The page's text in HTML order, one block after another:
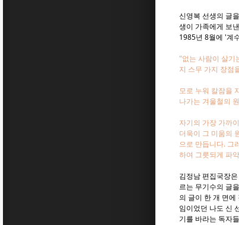
신영복 선생의 글
생이 가족에게 보
1985년 8월에 '계
"없는 사람이 살기
지 스무 가지 장점
모로 누워 칼잠을
나가는 겨울철의
자기의 가장 가까
더욱이 그 미움의
으로 만듭니다. 그
하여 그릇되게 파
김정남 편집국장
르는 무기수의 글
의 글이 한 개 면
임이었던 나도 신
기를 바라는 독자